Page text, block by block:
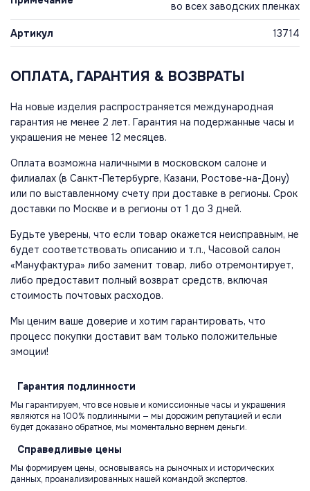
во всех заводских пленках
Артикул 13714
ОПЛАТА, ГАРАНТИЯ & ВОЗВРАТЫ
На новые изделия распространяется международная
гарантия не менее 2 лет. Гарантия на подержанные часы и
украшения не менее 12 месяцев.
Оплата возможна наличными в московском салоне и
филиалах (в Санкт-Петербурге, Казани, Ростове-на-Дону)
или по выставленному счету при доставке в регионы. Срок
доставки по Москве и в регионы от 1 до 3 дней.
Будьте уверены, что если товар окажется неисправным, не
будет соответствовать описанию и т.п., Часовой салон
«Мануфактура» либо заменит товар, либо отремонтирует,
либо предоставит полный возврат средств, включая
стоимость почтовых расходов.
Мы ценим ваше доверие и хотим гарантировать, что
процесс покупки доставит вам только положительные
эмоции!
Гарантия подлинности
Мы гарантируем, что все новые и комиссионные часы и украшения
являются на 100% подлинными — мы дорожим репутацией и если
будет доказано обратное, мы моментально вернем деньги.
Справедливые цены
Мы формируем цены, основываясь на рыночных и исторических
данных, проанализированных нашей командой экспертов.